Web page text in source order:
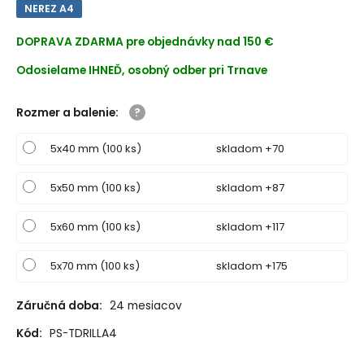
NEREZ A4
DOPRAVA ZDARMA pre objednávky nad 150 €
Odosielame IHNEĎ, osobný odber pri Trnave
Rozmer a balenie:
5x40 mm (100 ks) skladom +70
5x50 mm (100 ks) skladom +87
5x60 mm (100 ks) skladom +117
5x70 mm (100 ks) skladom +175
Záručná doba: 24 mesiacov
Kód: PS-TDRILLA4